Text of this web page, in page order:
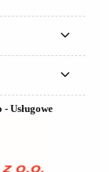
Usługowe